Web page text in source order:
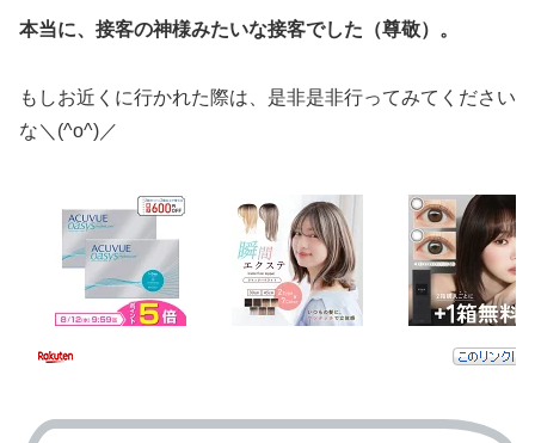
本当に、接客の神様みたいな接客でした（尊敬）。
もしお近くに行かれた際は、是非是非行ってみてください
な＼(^o^)／